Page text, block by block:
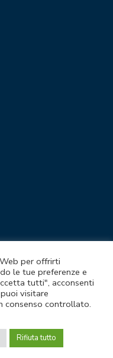
direzione e
Roma
per offrirti
le tue preferenze e
tutti", acconsenti
visitare
consenso controllato.
Rifiuta tutto